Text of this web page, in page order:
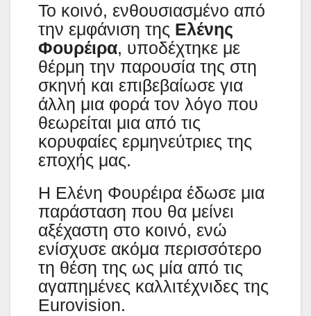
Το κοινό, ενθουσιασμένο από
την εμφάνιση της Ελένης
Φουρέιρα, υποδέχτηκε με
θέρμη την παρουσία της στη
σκηνή και επιβεβαίωσε για
άλλη μια φορά τον λόγο που
θεωρείται μια από τις
κορυφαίες ερμηνεύτριες της
εποχής μας.
Η Ελένη Φουρέιρα έδωσε μια
παράσταση που θα μείνει
αξέχαστη στο κοινό, ενώ
ενίσχυσε ακόμα περισσότερο
τη θέση της ως μία από τις
αγαπημένες καλλιτέχνιδες της
Eurovision.